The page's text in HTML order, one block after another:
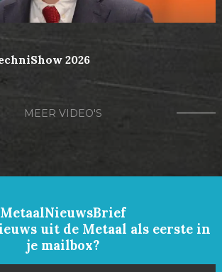
2026
MEER VIDEO'S
MetaalNieuwsBrief
uit de Metaal als eerste in
je mailbox?